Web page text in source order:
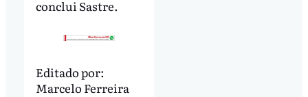
conclui Sastre.
Editado por:
Marcelo Ferreira